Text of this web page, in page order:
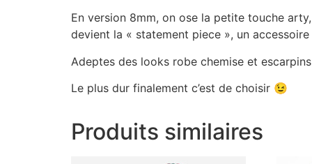
En version 8mm, on ose la petite touche
devient la « statement piece », un
Adeptes des looks robe chemise et
Le plus dur finalement c’est de choisir 😉
Produits similaires